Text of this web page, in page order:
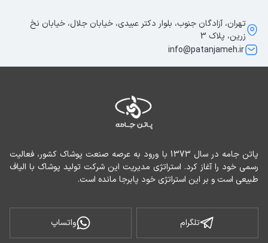
طبیعی است و بر این استراتژی خود پابرجا مانده است.
تلگرام واتساپ
تهران، آزادگان جنوب، بلوار دکتر عبیدی، خیابان جلال، خیابان نخ
زرین، پلاک 3
info@patanjameh.ir